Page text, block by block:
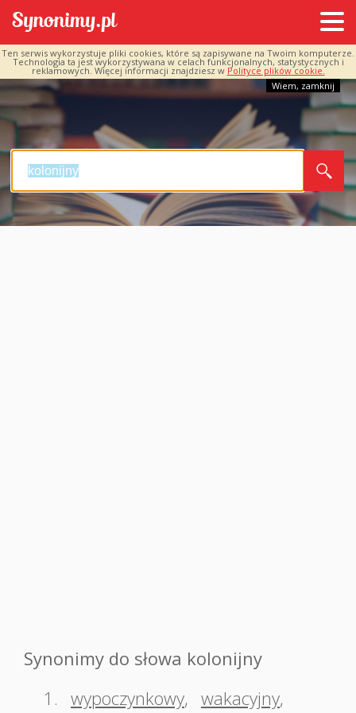
Ten serwis wykorzystuje pliki cookies, które są zapisywane na Twoim komputerze.
Technologia ta jest wykorzystywana w celach funkcjonalnych, statystycznych i
reklamowych. Więcej informacji znajdziesz w Polityce plików cookie.
Wiem, zamknij
Synonimy do słowa kolonijny
1. wypoczynkowy, wakacyjny,